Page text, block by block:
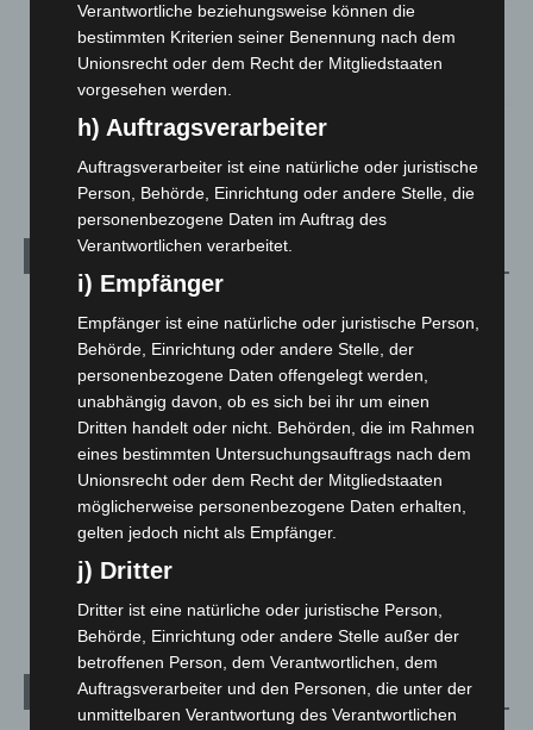
Mann läuft mit Hockeyschläger über A7 – Polizei sucht
Celle: Mensch stirbt bei Bagger-Unfall auf Baustelle
5. August 2026
Kategorien
Corona-News
Hannover und Region
Langenhagen und Ortsteile
Leserbriefe
Menschen
Über uns
Veranstaltungen
Archiv
Verantwortliche beziehungsweise können die
bestimmten Kriterien seiner Benennung nach dem
Unionsrecht oder dem Recht der Mitgliedstaaten
vorgesehen werden.
h) Auftragsverarbeiter
Auftragsverarbeiter ist eine natürliche oder juristische
Person, Behörde, Einrichtung oder andere Stelle, die
personenbezogene Daten im Auftrag des
Verantwortlichen verarbeitet.
i) Empfänger
Empfänger ist eine natürliche oder juristische Person,
Behörde, Einrichtung oder andere Stelle, der
personenbezogene Daten offengelegt werden,
unabhängig davon, ob es sich bei ihr um einen
Dritten handelt oder nicht. Behörden, die im Rahmen
eines bestimmten Untersuchungsauftrags nach dem
Unionsrecht oder dem Recht der Mitgliedstaaten
möglicherweise personenbezogene Daten erhalten,
gelten jedoch nicht als Empfänger.
j) Dritter
Dritter ist eine natürliche oder juristische Person,
Behörde, Einrichtung oder andere Stelle außer der
betroffenen Person, dem Verantwortlichen, dem
Auftragsverarbeiter und den Personen, die unter der
unmittelbaren Verantwortung des Verantwortlichen